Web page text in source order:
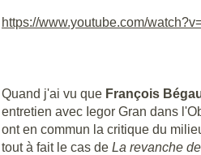
https://www.youtube.com/
Quand j'ai vu que François
entretien avec Iegor Gran dans
ont en commun la critique du
tout à fait le cas de La revanche